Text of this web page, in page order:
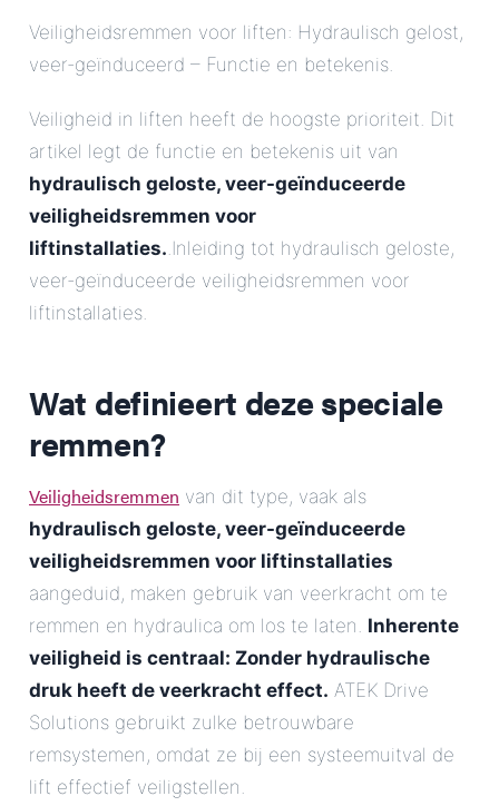
Veiligheidsremmen voor liften: Hydraulisch gelost,
veer-geïnduceerd – Functie en betekenis.
Veiligheid in liften heeft de hoogste prioriteit. Dit
artikel legt de functie en betekenis uit van
hydraulisch geloste, veer-geïnduceerde
veiligheidsremmen voor
liftinstallaties..Inleiding tot hydraulisch geloste,
veer-geïnduceerde veiligheidsremmen voor
liftinstallaties.
Wat definieert deze speciale
remmen?
Veiligheidsremmen van dit type, vaak als
hydraulisch geloste, veer-geïnduceerde
veiligheidsremmen voor liftinstallaties
aangeduid, maken gebruik van veerkracht om te
remmen en hydraulica om los te laten. Inherente
veiligheid is centraal: Zonder hydraulische
druk heeft de veerkracht effect. ATEK Drive
Solutions gebruikt zulke betrouwbare
remsystemen, omdat ze bij een systeemuitval de
lift effectief veiligstellen.